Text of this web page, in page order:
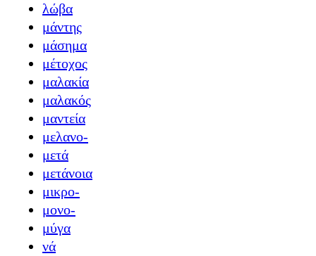
λώβα
μάντης
μάσημα
μέτοχος
μαλακία
μαλακός
μαντεία
μελανο-
μετά
μετάνοια
μικρο-
μονο-
μύγα
νά